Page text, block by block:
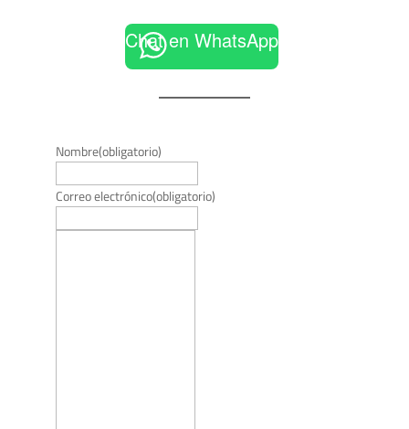
Chat en WhatsApp
Nombre(obligatorio)
Correo electrónico(obligatorio)